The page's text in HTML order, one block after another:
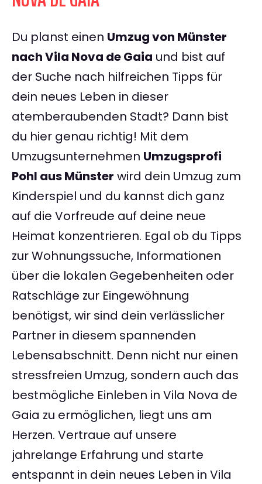
Du planst einen Umzug von Münster
nach Vila Nova de Gaia und bist auf
der Suche nach hilfreichen Tipps für
dein neues Leben in dieser
atemberaubenden Stadt? Dann bist
du hier genau richtig! Mit dem
Umzugsunternehmen Umzugsprofi
Pohl aus Münster wird dein Umzug zum
Kinderspiel und du kannst dich ganz
auf die Vorfreude auf deine neue
Heimat konzentrieren. Egal ob du Tipps
zur Wohnungssuche, Informationen
über die lokalen Gegebenheiten oder
Ratschläge zur Eingewöhnung
benötigst, wir sind dein verlässlicher
Partner in diesem spannenden
Lebensabschnitt. Denn nicht nur einen
stressfreien Umzug, sondern auch das
bestmögliche Einleben in Vila Nova de
Gaia zu ermöglichen, liegt uns am
Herzen. Vertraue auf unsere
jahrelange Erfahrung und starte
entspannt in dein neues Leben in Vila